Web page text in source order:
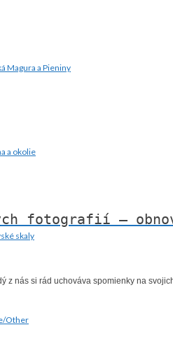
Magura a Pieniny
a okolie
skaly
Other
fotografií –
z nás si rád uchováva spomienky na